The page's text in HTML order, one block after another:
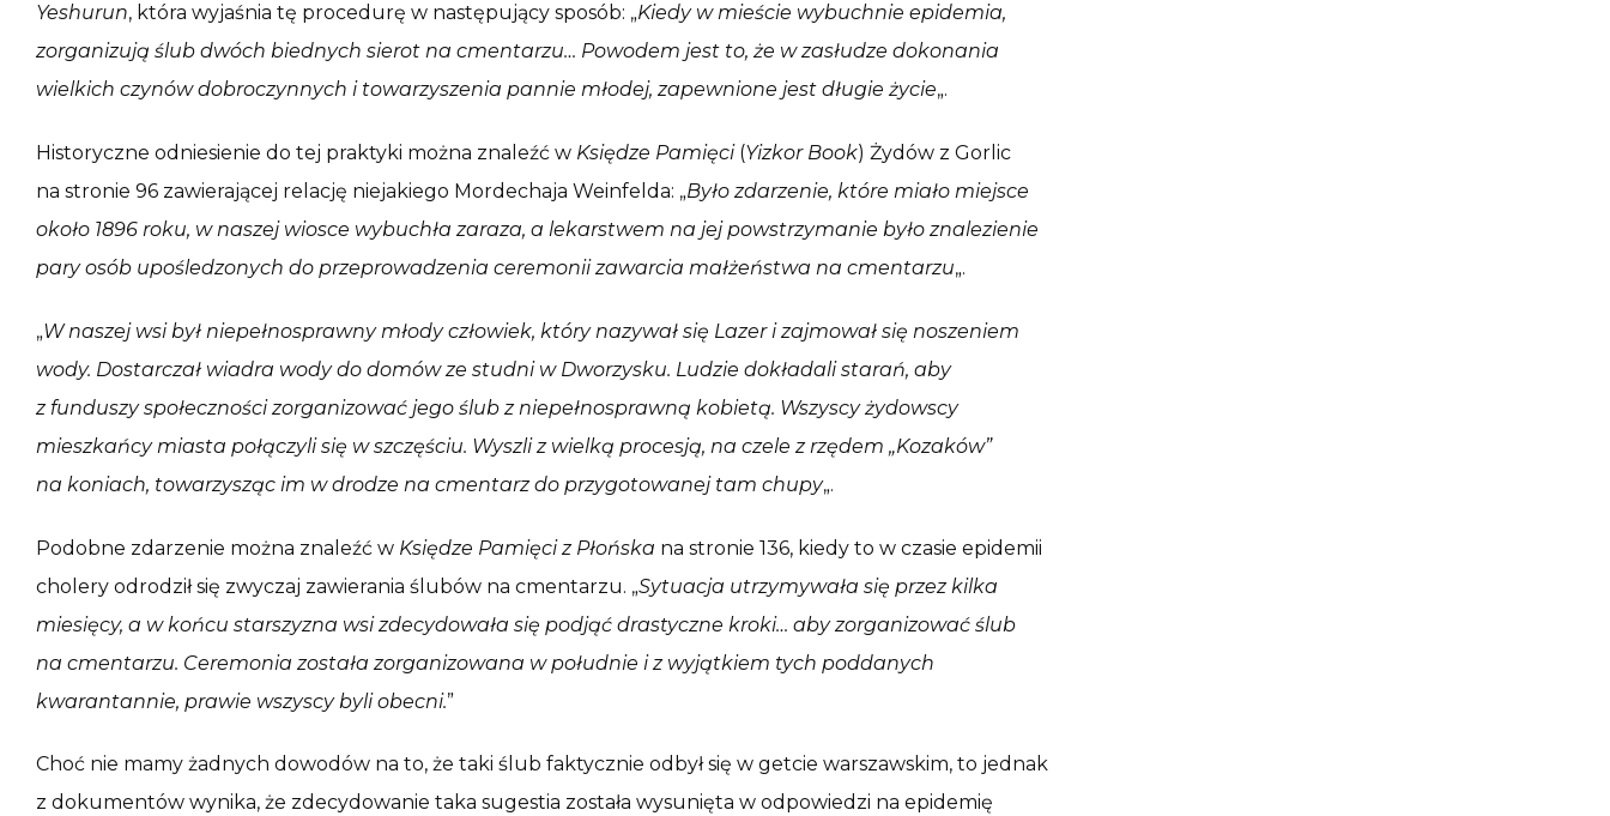
Yeshurun, która wyjaśnia tę procedurę w następujący sposób: „Kiedy w mieście wybuchnie epidemia,
zorganizują ślub dwóch biednych sierot na cmentarzu… Powodem jest to, że w zasłudze dokonania
wielkich czynów dobroczynnych i towarzyszenia pannie młodej, zapewnione jest długie życie„.
Historyczne odniesienie do tej praktyki można znaleźć w Księdze Pamięci(Yizkor Book) Żydów z Gorlic
na stronie 96 zawierającej relację niejakiego Mordechaja Weinfelda: „Było zdarzenie, które miało miejsce
około 1896 roku, w naszej wiosce wybuchła zaraza, a lekarstwem na jej powstrzymanie było znalezienie
pary osób upośledzonych do przeprowadzenia ceremonii zawarcia małżeństwa na cmentarzu„.
„W naszej wsi był niepełnosprawny młody człowiek, który nazywał się Lazer i zajmował się noszeniem
wody. Dostarczał wiadra wody do domów ze studni w Dworzysku. Ludzie dokładali starań, aby
z funduszy społeczności zorganizować jego ślub z niepełnosprawną kobietą. Wszyscy żydowscy
mieszkańcy miasta połączyli się w szczęściu. Wyszli z wielką procesją, na czele z rzędem „Kozaków”
na koniach, towarzysząc im w drodze na cmentarz do przygotowanej tam chupy„.
Podobne zdarzenie można znaleźć w Księdze Pamięci z Płońska na stronie 136, kiedy to w czasie epidemii
cholery odrodził się zwyczaj zawierania ślubów na cmentarzu. „Sytuacja utrzymywała się przez kilka
miesięcy, a w końcu starszyzna wsi zdecydowała się podjąć drastyczne kroki… aby zorganizować ślub
na cmentarzu. Ceremonia została zorganizowana w południe i z wyjątkiem tych poddanych
kwarantannie, prawie wszyscy byli obecni.”
Choć nie mamy żadnych dowodów na to, że taki ślub faktycznie odbył się w getcie warszawskim, to jednak
z dokumentów wynika, że zdecydowanie taka sugestia została wysunięta w odpowiedzi na epidemię